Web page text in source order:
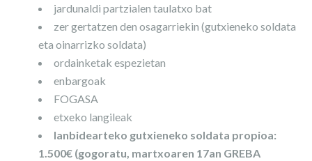
jardunaldi partzialen taulatxo bat
zer gertatzen den osagarriekin (gutxieneko soldata
eta oinarrizko soldata)
ordainketak espezietan
enbargoak
FOGASA
etxeko langileak
lanbidearteko gutxieneko soldata propioa:
1.500€ (gogoratu, martxoaren 17an GREBA